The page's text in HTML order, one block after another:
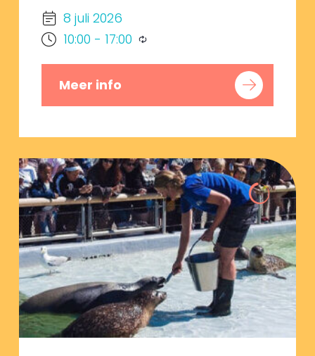
8 juli 2026
10:00 - 17:00
Meer info